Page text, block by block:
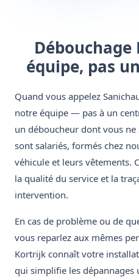
équipe, pas
Quand vous appelez
notre équipe — pas à un
un déboucheur dont vous
sont salariés, formés chez
véhicule et leurs vêtements.
la qualité du service et la
intervention.
En cas de problème ou de
vous reparlez aux mêmes
Kortrijk connaît votre
qui simplifie les